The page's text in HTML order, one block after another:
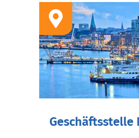
Geschäftsstelle